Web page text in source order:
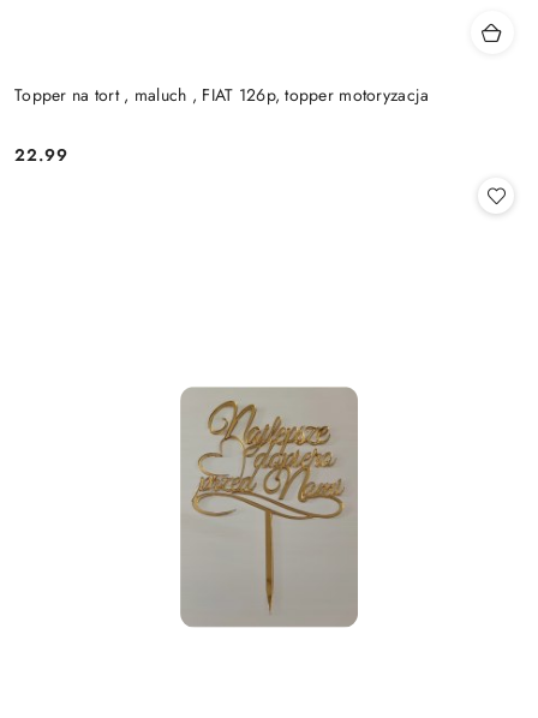
Topper na tort , maluch , FIAT 126p, topper motoryzacja
Cena:
22.99